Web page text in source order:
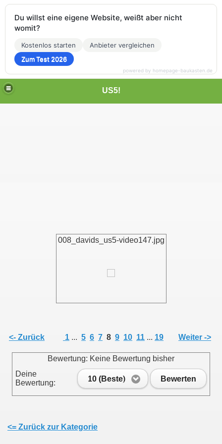
US5!
008_davids_us5-video147.jpg
<- Zurück 1 ... 5 6 7 8 9 10 11 ... 19 Weiter ->
Bewertung: Keine Bewertung bisher
Deine
Bewertung:
10 (Beste) Bewerten
<= Zurück zur Kategorie
Du willst eine eigene Website, weißt aber nicht
womit?
Kostenlos starten
Anbieter vergleichen
Zum Test 2026
powered by homepage-baukasten.de